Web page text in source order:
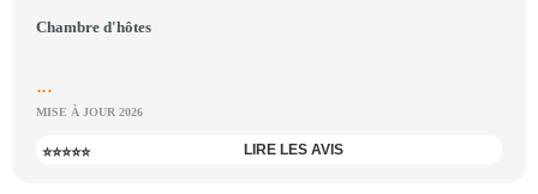
Chambre d'hôtes
...
MISE À JOUR 2026
⭐⭐⭐⭐⭐ LIRE LES AVIS